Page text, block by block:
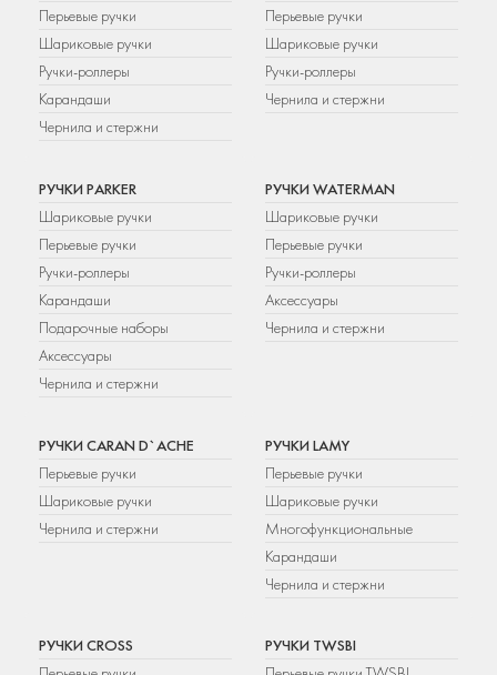
Перьевые ручки
Шариковые ручки
Ручки-роллеры
Карандаши
Чернила и стержни
Перьевые ручки
Шариковые ручки
Ручки-роллеры
Чернила и стержни
РУЧКИ PARKER
Шариковые ручки
Перьевые ручки
Ручки-роллеры
Карандаши
Подарочные наборы
Аксессуары
Чернила и стержни
РУЧКИ WATERMAN
Шариковые ручки
Перьевые ручки
Ручки-роллеры
Аксессуары
Чернила и стержни
РУЧКИ CARAN D`ACHE
Перьевые ручки
Шариковые ручки
Чернила и стержни
РУЧКИ LAMY
Перьевые ручки
Шариковые ручки
Многофункциональные
Карандаши
Чернила и стержни
РУЧКИ CROSS
РУЧКИ TWSBI